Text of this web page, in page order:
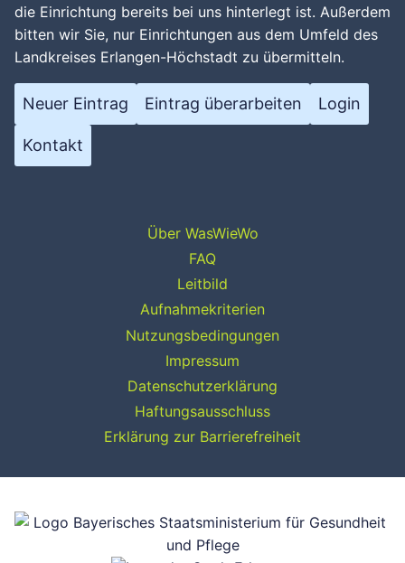
die Einrichtung bereits bei uns hinterlegt ist. Außerdem
bitten wir Sie, nur Einrichtungen aus dem Umfeld des
Landkreises Erlangen-Höchstadt zu übermitteln.
Neuer Eintrag Eintrag überarbeiten Login
Kontakt
Über WasWieWo
FAQ
Leitbild
Aufnahmekriterien
Nutzungsbedingungen
Impressum
Datenschutzerklärung
Haftungsausschluss
Erklärung zur Barrierefreiheit